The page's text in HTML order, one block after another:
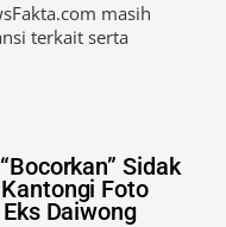
masih
terkait serta
Sidak
Foto
Daiwong